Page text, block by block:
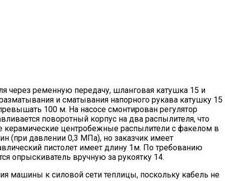
через ременную передачу, шланговая катушка 15 и
и сматывания напорного рукава катушку 15
100 м. На насосе смонтирован регулятор
поворотный корпус на два распылителя, что
керамические центробежные распылители с факелом в
(при давлении 0,3 МПа), но заказчик имеет
пистолет имеет длину 1м. По требованию
опрыскиватель вручную за рукоятку 14.
машины к силовой сети теплицы, поскольку кабель не